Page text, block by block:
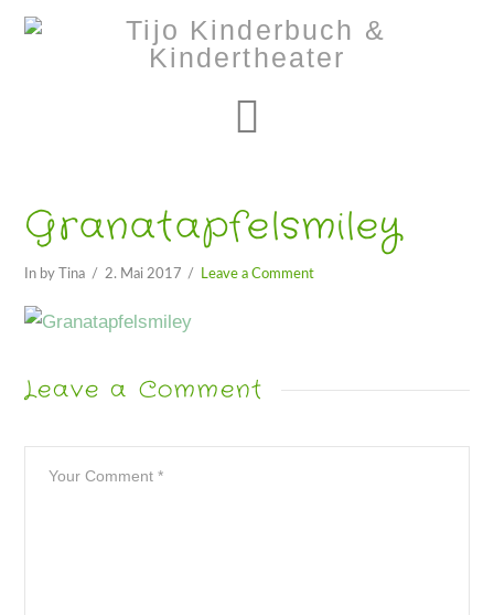
Granatapfelsmiley
In by Tina 2. Mai 2017 Leave a Comment
Leave a Comment